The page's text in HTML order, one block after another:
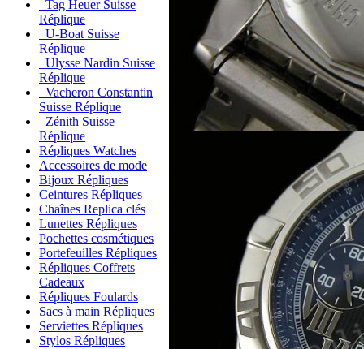
Tag Heuer Suisse
Réplique
U-Boat Suisse
Réplique
Ulysse Nardin Suisse
Réplique
Vacheron Constantin
Suisse Réplique
Zénith Suisse
Réplique
Répliques Watches
Accessoires de mode
Bijoux Répliques
Ceintures Répliques
Chaînes Replica clés
Lunettes Répliques
Pochettes cosmétiques
Portefeuilles Répliques
Répliques Coffrets
Cadeaux
Répliques Foulards
Sacs à main Répliques
Serviettes Répliques
Stylos Répliques